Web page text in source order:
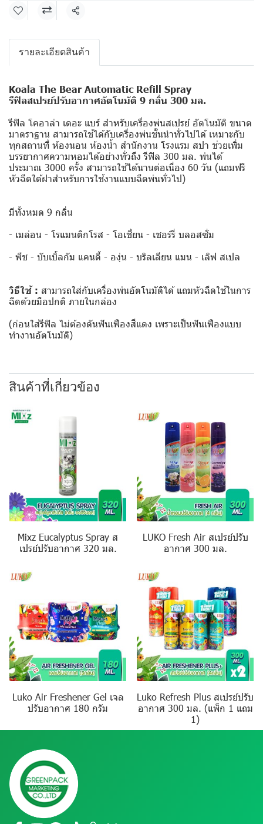
แชร์
รายละเอียดสินค้า
Koala The Bear Automatic Refill Spray
รีฟิลสเปรย์ปรับอากาศอัตโนมัติ 9 กลิ่น 300 มล.
รีฟิล โคอาล่า เดอะ แบร์ สำหรับเครื่องพ่นสเปรย์ อัตโนมัติ ขนาด
มาตราฐาน สามารถใช้ได้กับเครื่องพ่นชั้นนำทั่วไปได้ เหมาะกับ
ทุกสถานที่ ห้องนอน ห้องน้ำ สำนักงาน โรงแรม สปา ช่วยเพิ่ม
บรรยากาศความหอมได้อย่างทั่วถึง รีฟิล 300 มล. พ่นได้
ประมาณ 3000 ครั้ง สามารถใช้ได้นานต่อเนื่อง 60 วัน (แถมฟรี
หัวฉีดใต้ฝาสำหรับการใช้งานแบบฉีดพ่นทั่วไป)
มีทั้งหมด 9 กลิ่น
- เมล่อน - โรแมนติกโรส - โอเชี่ยน - เชอร์รี่ บลอสซั่ม
- พีช - บับเบิ้ลกัม แคนดี้ - องุ่น - บริลเลียน แมน - เลิฟ สเปล
วิธีใช้ : สามารถใส่กับเครื่องพ่นอัตโนมัติได้ แถมหัวฉีดใช้ในการ
ฉีดด้วยมือปกติ ภายในกล่อง
(ก่อนใส่รีฟิล ไม่ต้องดันฟันเฟืองสีแดง เพราะเป็นฟันเฟืองแบบ
ทำงานอัตโนมัติ)
สินค้าที่เกี่ยวข้อง
Mixz Eucalyptus Spray ส
เปรย์ปรับอากาศ 320 มล.
LUKO Fresh Air สเปรย์ปรับ
อากาศ 300 มล.
Luko Air Freshener Gel เจล
ปรับอากาศ 180 กรัม
Luko Refresh Plus สเปรย์ปรับ
อากาศ 300 มล. (แพ็ก 1 แถม
1)